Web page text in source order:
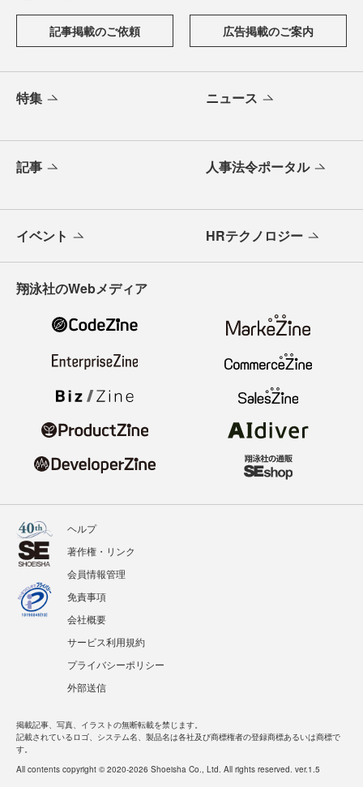
記事掲載のご依頼 広告掲載のご案内
特集 ニュース
記事 人事法令ポータル
イベント HRテクノロジー
翔泳社のWebメディア
ヘルプ
著作権・リンク
会員情報管理
免責事項
会社概要
サービス利用規約
プライバシーポリシー
外部送信
掲載記事、写真、イラストの無断転載を禁じます。
記載されているロゴ、システム名、製品名は各社及び商標権者の登録商標あるいは商標で
す。
All contents copyright © 2020-2026 Shoeisha Co., Ltd. All rights reserved. ver.1.5